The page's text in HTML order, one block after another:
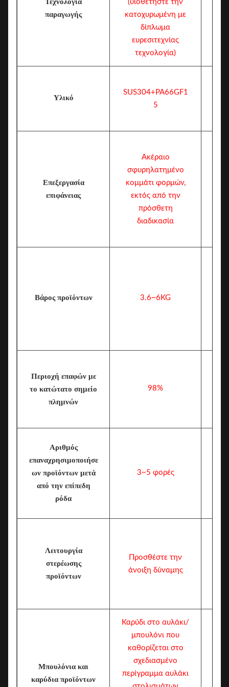
παραγωγής
(υιοθετήστε την
κατοχυρωμένη με
δίπλωμα
ευρεσιτεχνίας
τεχνολογία)
Υλικό
SUS304+PA66GF1
5
Επεξεργασία
επιφάνειας
Ακέραιο
σφυρηλατημένο
κομμάτι φορμών,
εκτός από την
πρόσθετη
διαδικασία
Βάρος προϊόντων 3.6~6KG
Περιοχή επαφών με
το κατώτατο σημείο
πλημνών
98%
Αριθμός
επαναχρησιμοποιήσε
ων προϊόντων μετά
από την επίπεδη
ρόδα
3~5 φορές
Λειτουργία
στερέωσης
προϊόντων
Προσθέστε την
άνοιξη δύναμης
Μπουλόνια και
καρύδια προϊόντων
Καρύδι στο αυλάκι/
μπουλόνι που
καθορίζεται στο
σχεδιασμένο
περίγραμμα αυλάκι